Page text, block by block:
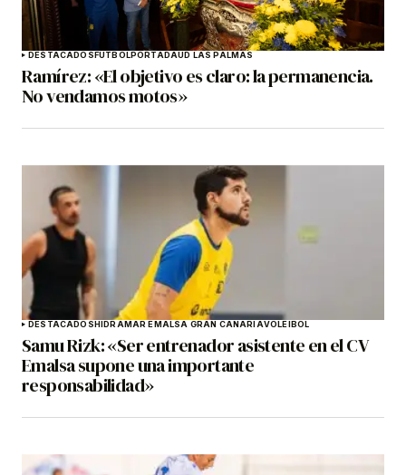
DESTACADOS FÚTBOLPORTADAUD LAS PALMAS
Ramírez: «El objetivo es claro: la permanencia.
No vendamos motos»
DESTACADOS HIDRAMAR EMALSA GRAN CANARIAVOLEIBOL
Samu Rizk: «Ser entrenador asistente en el CV
Emalsa supone una importante
responsabilidad»